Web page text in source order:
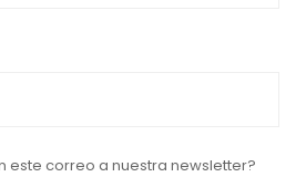
este correo a nuestra newsletter?